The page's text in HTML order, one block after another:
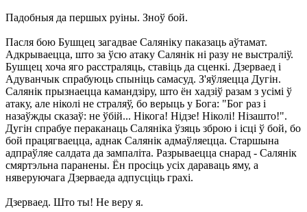
Падобныя да першых руіны. Зноў бой.
Пасля бою Бушцец загадвае Саляніку паказаць аўтамат.
Адкрываецца, што за ўсю атаку Салянік ні разу не выстраліў.
Бушцец хоча яго расстраляць, ставіць да сценкі. Дзерваед і
Адуванчык спрабуюць спыніць самасуд. З'яўляецца Дугін.
Салянік прызнаецца камандзіру, што ён хадзіў разам з усімі ў
атаку, але ніколі не страляў, бо верыць у Бога: "Бог раз і
назаўжды сказаў: не ўбій... Нікога! Нідзе! Ніколі! Нізашто!".
Дугін спрабуе пераканаць Саляніка ўзяць зброю і ісці ў бой, бо
бой працягваецца, аднак Салянік адмаўляецца. Старшына
адпраўляе салдата да зампаліта. Разрываецца снарад - Салянік
смяртэльна паранены. Ён просіць усіх дараваць яму, а
няверуючага Дзерваеда адпусціць грахі.
Дзерваед. Што ты! Не веру я.